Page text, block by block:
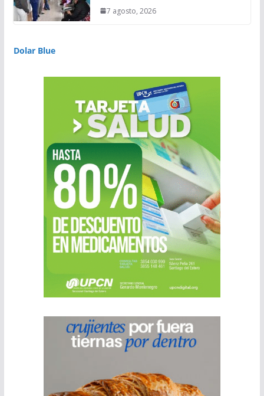
7 agosto, 2026
Dolar Blue